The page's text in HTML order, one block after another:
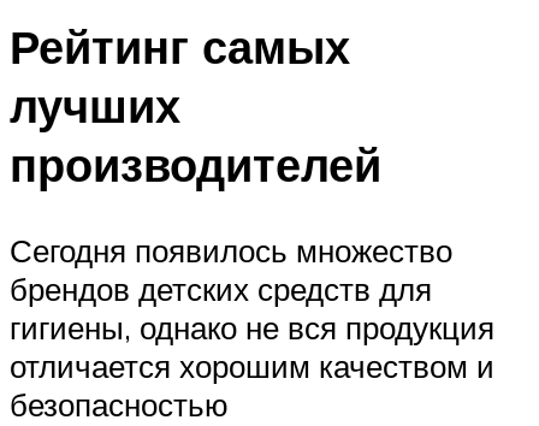
Рейтинг самых
лучших
производителей
Сегодня появилось множество
брендов детских средств для
гигиены, однако не вся продукция
отличается хорошим качеством и
безопасностью